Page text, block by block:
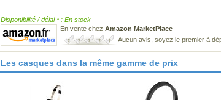
Disponibilité / délai * : En stock
En vente chez Amazon MarketPlace
Aucun avis, soyez le premier à
Les casques dans la même gamme de prix